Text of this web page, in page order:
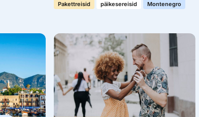
Pakettreisid päikesereisid Montenegro